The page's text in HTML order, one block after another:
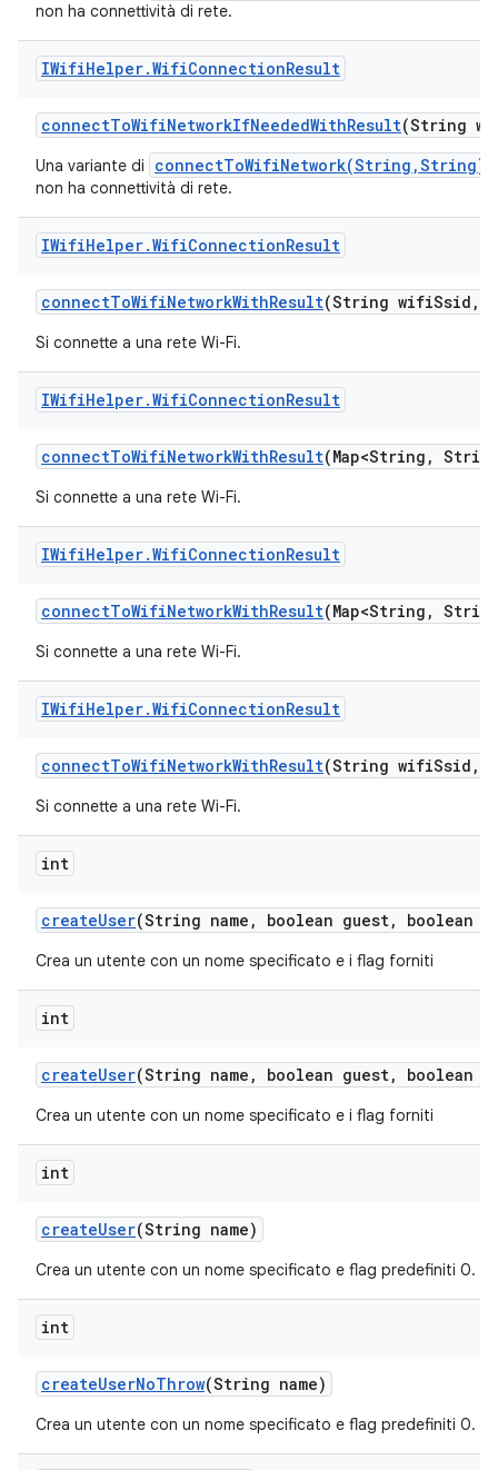
non ha connettività di rete.
IWifiHelper.WifiConnectionResult
connectToWifiNetworkIfNeededWithResult(String
Una variante di connectToWifiNetwork(String,String)
non ha connettività di rete.
IWifiHelper.WifiConnectionResult
connectToWifiNetworkWithResult(String wifiSsid ,
Si connette a una rete Wi-Fi.
IWifiHelper.WifiConnectionResult
connectToWifiNetworkWithResult(Map<String ,
Si connette a una rete Wi-Fi.
IWifiHelper.WifiConnectionResult
connectToWifiNetworkWithResult(Map<String ,
Si connette a una rete Wi-Fi.
IWifiHelper.WifiConnectionResult
connectToWifiNetworkWithResult(String wifiSsid ,
Si connette a una rete Wi-Fi.
int
createUser(String name , boolean guest, boolean
Crea un utente con un nome specificato e i flag forniti
int
createUser(String name , boolean guest, boolean
Crea un utente con un nome specificato e i flag forniti
int
createUser(String name)
Crea un utente con un nome specificato e flag predefiniti 0.
int
createUserNoThrow(String name)
Crea un utente con un nome specificato e flag predefiniti 0.